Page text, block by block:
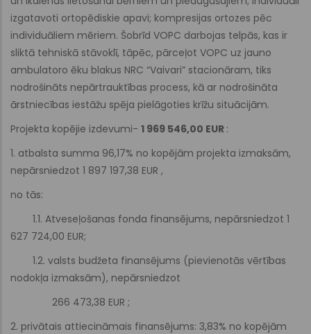
izgatavoti ortopēdiskie apavi; kompresijas ortozes pēc
individuāliem mēriem. Šobrīd VOPC darbojas telpās, kas ir
sliktā tehniskā stāvoklī, tāpēc, pārceļot VOPC uz jauno
ambulatoro ēku blakus NRC “Vaivari” stacionāram, tiks
nodrošināts nepārtrauktības process, kā ar nodrošināta
ārstniecības iestāžu spēja pielāgoties krīžu situācijām.
Projekta kopējie izdevumi- 1 969 546,00 EUR :
1. atbalsta summa 96,17% no kopējām projekta izmaksām,
nepārsniedzot 1 897 197,38 EUR ,
no tās:
1.1. Atveseļošanas fonda finansējums, nepārsniedzot 1
627 724,00 EUR;
1.2. valsts budžeta finansējums (pievienotās vērtības
nodokļa izmaksām), nepārsniedzot
266 473,38 EUR ;
2. privātais attiecināmais finansējums: 3,83% no kopējām